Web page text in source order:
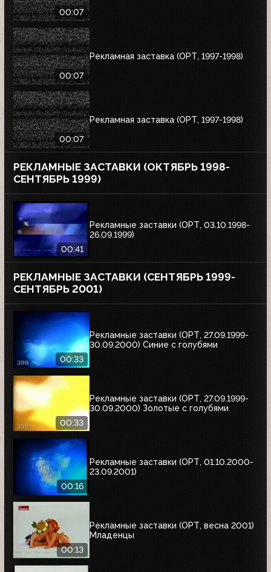
00:07
00:07
Рекламная заставка (ОРТ, 1997-1998)
00:07
Рекламная заставка (ОРТ, 1997-1998)
РЕКЛАМНЫЕ ЗАСТАВКИ (ОКТЯБРЬ 1998-
СЕНТЯБРЬ 1999)
00:41
Рекламные заставки (ОРТ, 03.10.1998-
26.09.1999)
РЕКЛАМНЫЕ ЗАСТАВКИ (СЕНТЯБРЬ 1999-
СЕНТЯБРЬ 2001)
00:33
Рекламные заставки (ОРТ, 27.09.1999-
30.09.2000) Синие с голубями
00:33
Рекламные заставки (ОРТ, 27.09.1999-
30.09.2000) Золотые с голубями
00:16
Рекламные заставки (ОРТ, 01.10.2000-
23.09.2001)
00:13
Рекламные заставки (ОРТ, весна 2001)
Младенцы